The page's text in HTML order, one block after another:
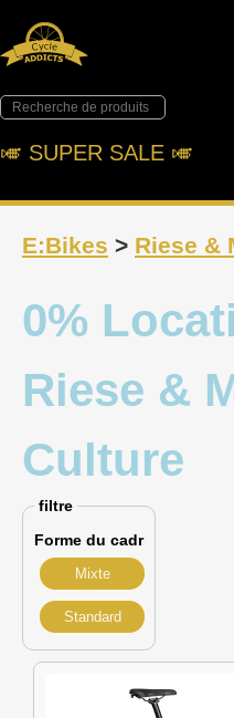
🎺︎ SUPER SALE 🎺︎
E:Bikes > Riese &
0%
Riese &
Culture
filtre
Forme du cadr
Mixte
Standard